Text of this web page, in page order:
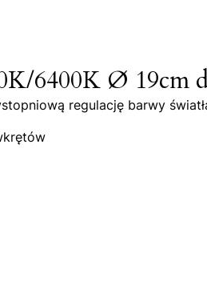
6400K Ø 19cm
regulację barwy